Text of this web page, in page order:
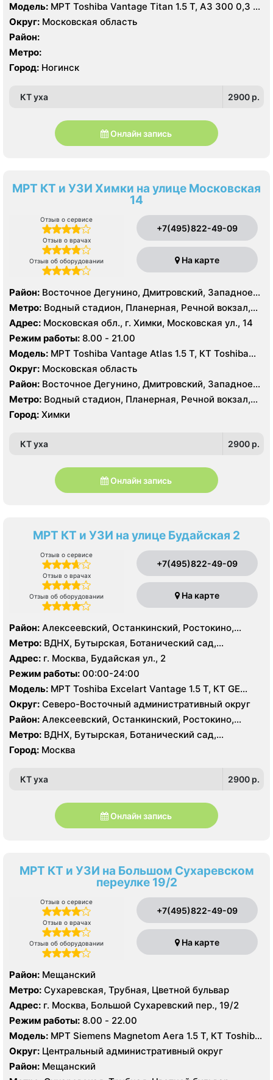
Модель: МРТ Toshiba Vantage Titan 1.5 Т, АЗ 300 0,3 Т,
КТ Toshiba Aquilion 64 среза, УЗИ Toshiba Aplio 400
Округ: Московская область
Район:
Метро:
Город: Ногинск
КТ уха 2900 p.
Онлайн запись
МРТ КТ и УЗИ Химки на улице Московская
14
Отзыв о сервисе
Отзыв о врачах
Отзыв об оборудовании
+7(495)822-49-09
На карте
Район: Восточное Дегунино, Дмитровский, Западное
Дегунино, Ховрино, Куркино, Северное Тушино, Южное
Тушино
Метро: Водный стадион, Планерная, Речной вокзал,
Сходненская, Беломорская, Ховрино
Адрес: Московская обл., г. Химки, Московская ул., 14
Режим работы: 8.00 - 21.00
Модель: МРТ Toshiba Vantage Atlas 1.5 Т, КТ Toshiba
Aquilion 64 среза, УЗИ
Округ: Московская область
Район: Восточное Дегунино, Дмитровский, Западное
Дегунино, Ховрино, Куркино, Северное Тушино, Южное
Тушино
Метро: Водный стадион, Планерная, Речной вокзал,
Сходненская, Беломорская, Ховрино
Город: Химки
КТ уха 2900 p.
Онлайн запись
МРТ КТ и УЗИ на улице Будайская 2
Отзыв о сервисе
Отзыв о врачах
Отзыв об оборудовании
+7(495)822-49-09
На карте
Район: Алексеевский, Останкинский, Ростокино,
Свиблово, Богородское
Метро: ВДНХ, Бутырская, Ботанический сад,
Белокаменная , Алексеевская, Ростокино, Свиблово,
Улица Сергея Эйзенштейна, Фонвизинская
Адрес: г. Москва, Будайская ул., 2
Режим работы: 00:00-24:00
Модель: МРТ Toshiba Excelart Vantage 1.5 Т, КТ GE
Healthcare BrightSpeed 64 среза, УЗИ GE Logiq 9
Округ: Северо-Восточный административный округ
Район: Алексеевский, Останкинский, Ростокино,
Свиблово, Богородское
Метро: ВДНХ, Бутырская, Ботанический сад,
Белокаменная , Алексеевская, Ростокино, Свиблово,
Улица Сергея Эйзенштейна, Фонвизинская
Город: Москва
КТ уха 2900 p.
Онлайн запись
МРТ КТ и УЗИ на Большом Сухаревском
переулке 19/2
Отзыв о сервисе
Отзыв о врачах
Отзыв об оборудовании
+7(495)822-49-09
На карте
Район: Мещанский
Метро: Сухаревская, Трубная, Цветной бульвар
Адрес: г. Москва, Большой Сухаревский пер., 19/2
Режим работы: 8.00 - 22.00
Модель: МРТ Siemens Magnetom Aera 1.5 Т, КТ Toshiba
Aquilion 64 среза, УЗИ
Округ: Центральный административный округ
Район: Мещанский